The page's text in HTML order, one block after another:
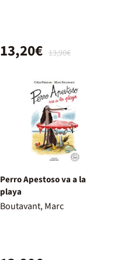
13,90€
13,20€
Perro Apestoso va a la
playa
Boutavant, Marc